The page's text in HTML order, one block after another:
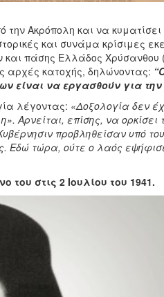
την Ακρόπολη και να
και συνάμα κρίσιμες
πάσης Ελλάδος Χρύσανθου
αρχές κατοχής, δηλώνοντας:
είναι να εργασθούν για
λέγοντας: «Δοξολογία δεν
Αρνείται, επίσης, να ορκίσει
προβληθείσαν υπό
Εδώ τώρα, ούτε ο λαός
του στις 2 Ιουλίου του 1941.